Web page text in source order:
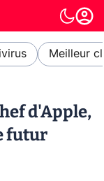
Meilleur
d'Apple,
futur